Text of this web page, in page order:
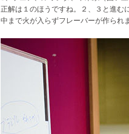
正解は１のほうですね。２、３と進む
中まで火が入らずフレーバーが作られ